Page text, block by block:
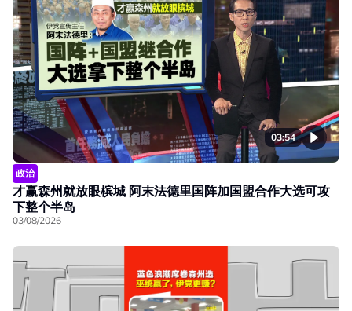
03:54
政治
才赢森州就放眼槟城 阿末法德里国阵加国盟合作大选可攻
下整个半岛
03/08/2026